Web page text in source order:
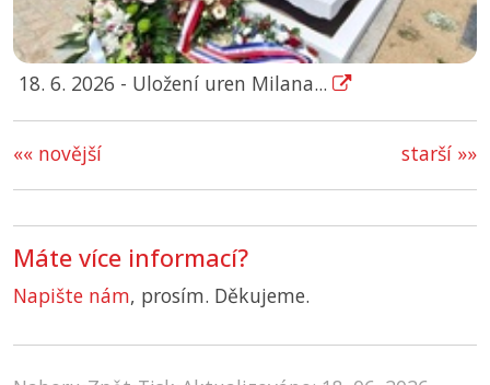
18. 6. 2026 - Uložení uren Milana...
starší »»
«« novější
Máte více informací?
Napište nám, prosím. Děkujeme.